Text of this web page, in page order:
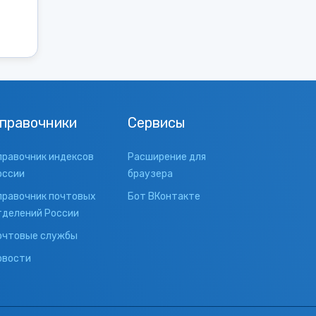
индексов
почтовых
России
службы
Сервисы
Расширение для
браузера
Бот ВКонтакте